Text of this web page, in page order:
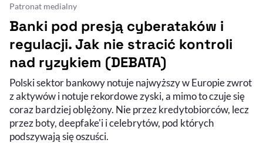
Patronat medialny
Banki pod presją cyberataków i
regulacji. Jak nie stracić kontroli
nad ryzykiem (DEBATA)
Polski sektor bankowy notuje najwyższy w Europie zwrot
z aktywów i notuje rekordowe zyski, a mimo to czuje się
coraz bardziej oblężony. Nie przez kredytobiorców, lecz
przez boty, deepfake'i i celebrytów, pod których
podszywają się oszuści.